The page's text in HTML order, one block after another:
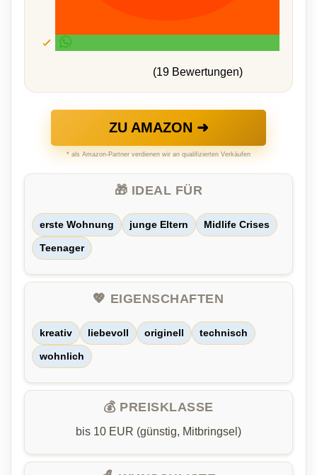
(19 Bewertungen)
ZU AMAZON ➜
* als Amazon-Partner verdienen wir an qualifizierten Verkäufen
🎁 IDEAL FÜR
erste Wohnung junge Eltern Midlife Crises
Teenager
💖 EIGENSCHAFTEN
kreativ liebevoll originell technisch
wohnlich
💰 PREISKLASSE
bis 10 EUR (günstig, Mitbringsel)